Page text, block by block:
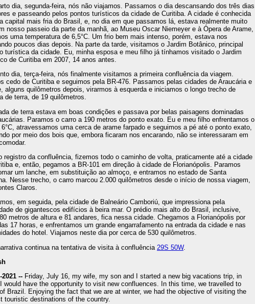
dia, segunda-feira, nós não viajamos. Passamos o dia descansando dos três dias
e passeando pelos pontos turísticos da cidade de Curitiba. A cidade é conhecida
capital mais fria do Brasil, e, no dia em que passamos lá, estava realmente muito
nosso passeio da parte da manhã, ao Museu Oscar Niemeyer e à Ópera de Arame,
uma temperatura de 6,5°C. Um frio bem mais intenso, porém, estava nos
poucos dias depois. Na parte da tarde, visitamos o Jardim Botânico, principal
turística da cidade. Eu, minha esposa e meu filho já tínhamos visitado o Jardim
de Curitiba em 2007, 14 anos antes.
dia, terça-feira, nós finalmente visitamos a primeira confluência da viagem.
cedo de Curitiba e seguimos pela BR-476. Passamos pelas cidades de Araucária e
alguns quilômetros depois, virarmos à esquerda e iniciamos o longo trecho de
de terra, de 19 quilômetros.
de terra estava em boas condições e passava por belas paisagens dominadas
Paramos o carro a 190 metros do ponto exato. Eu e meu filho enfrentamos o
atravessamos uma cerca de arame farpado e seguimos a pé até o ponto exato,
por meio dos bois que, embora ficaram nos encarando, não se interessaram em
registro da confluência, fizemos todo o caminho de volta, praticamente até a cidade
e, então, pegamos a BR-101 em direção à cidade de Florianópolis. Paramos
um lanche, em substituição ao almoço, e entramos no estado de Santa
Nesse trecho, o carro marcou 2.000 quilômetros desde o início de nossa viagem,
Claros.
em seguida, pela cidade de Balneário Camboriú, que impressiona pela
de gigantescos edifícios à beira mar. O prédio mais alto do Brasil, inclusive,
metros de altura e 81 andares, fica nessa cidade. Chegamos a Florianópolis por
17 horas, e enfrentamos um grande engarrafamento na entrada da cidade e nas
do hotel. Viajamos neste dia por cerca de 530 quilômetros.
continua na tentativa de visita à confluência 29S 50W.
-- Friday, July 16, my wife, my son and I started a new big vacations trip, in
would have the opportunity to visit new confluences. In this time, we travelled to
Brazil. Enjoying the fact that we are at winter, we had the objective of visiting the
touristic destinations of the country.